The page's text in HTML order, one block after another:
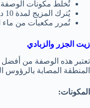
تُخلط مكونات الوصفة
يُترك المزيج لمدة 10 دقائق، ثم تُغسل المنطقة بالماء الدافئ.
تُمرر مكعبات من ماء
زيت الجزر والزبادي
تعتبر هذه الوصفة من أفضل
المنطقة المصابة بالرؤوس
المكونات: